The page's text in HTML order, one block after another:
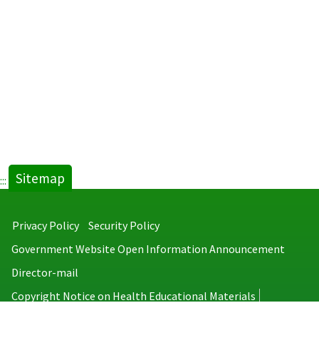
::: Sitemap
Privacy Policy
Security Policy
Government Website Open Information Announcement
Director-mail
Copyright Notice on Health Educational Materials